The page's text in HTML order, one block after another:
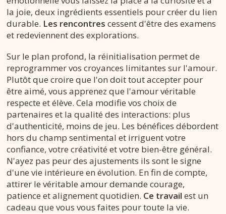
la joie, deux ingrédients essentiels pour créer du lien
durable. Les rencontres cessent d'être des examens
et redeviennent des explorations.
Sur le plan profond, la réinitialisation permet de
reprogrammer vos croyances limitantes sur l'amour.
Plutôt que croire que l'on doit tout accepter pour
être aimé, vous apprenez que l'amour véritable
respecte et élève. Cela modifie vos choix de
partenaires et la qualité des interactions: plus
d'authenticité, moins de jeu. Les bénéfices débordent
hors du champ sentimental et irriguent votre
confiance, votre créativité et votre bien-être général.
N'ayez pas peur des ajustements ils sont le signe
d'une vie intérieure en évolution. En fin de compte,
attirer le véritable amour demande courage,
patience et alignement quotidien. Ce travail est un
cadeau que vous vous faites pour toute la vie.